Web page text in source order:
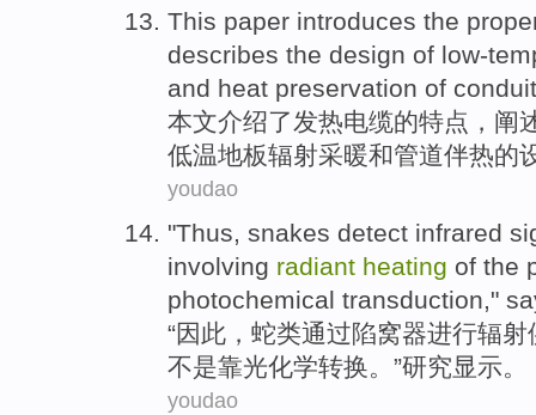
This paper introduces the
describes the design of low-
and heat preservation of
本文介绍了 发热电缆的特点 ， 阐
低温地板辐射采暖和管道伴热的
youdao
"Thus, snakes detect infrared
involving radiant heating of the
photochemical transduction,"
“因此 ， 蛇类通过陷窝器进行辐射
不是靠光化学转换。”研究显示。
youdao